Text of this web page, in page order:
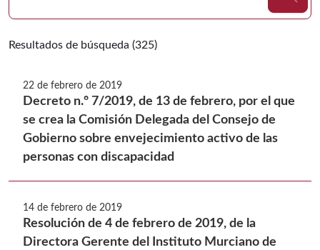
Resultados de búsqueda (325)
22 de febrero de 2019
Decreto n.º 7/2019, de 13 de febrero, por el que
se crea la Comisión Delegada del Consejo de
Gobierno sobre envejecimiento activo de las
personas con discapacidad
14 de febrero de 2019
Resolución de 4 de febrero de 2019, de la
Directora Gerente del Instituto Murciano de